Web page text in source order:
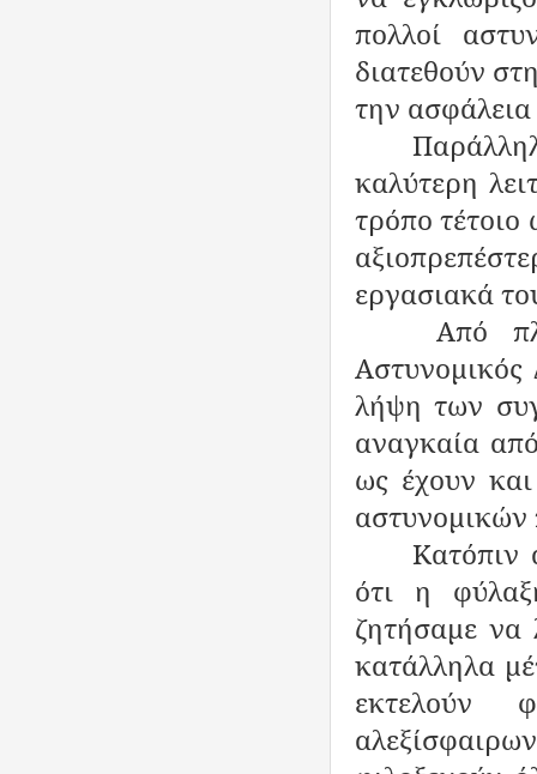
πολλοί
διατεθούν
την
καλύτερη
τρόπο τέτοιο
εργασιακά
Από
λήψη των
αναγκαία
ως έχουν
αστυνομικών
Κατόπιν
ότι η
ζητήσαμε να
κατάλληλα
εκτελούν